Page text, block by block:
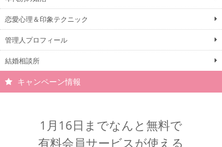
恋愛心理＆印象テクニック
管理人プロフィール
結婚相談所
キャンペーン情報
1月16日までなんと無料で
有料会員サービスが使える